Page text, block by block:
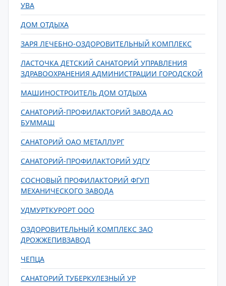
УВА
ДОМ ОТДЫХА
ЗАРЯ ЛЕЧЕБНО-ОЗДОРОВИТЕЛЬНЫЙ КОМПЛЕКС
ЛАСТОЧКА ДЕТСКИЙ САНАТОРИЙ УПРАВЛЕНИЯ
ЗДРАВООХРАНЕНИЯ АДМИНИСТРАЦИИ ГОРОДСКОЙ
МАШИНОСТРОИТЕЛЬ ДОМ ОТДЫХА
САНАТОРИЙ-ПРОФИЛАКТОРИЙ ЗАВОДА АО
БУММАШ
САНАТОРИЙ ОАО МЕТАЛЛУРГ
САНАТОРИЙ-ПРОФИЛАКТОРИЙ УДГУ
СОСНОВЫЙ ПРОФИЛАКТОРИЙ ФГУП
МЕХАНИЧЕСКОГО ЗАВОДА
УДМУРТКУРОРТ ООО
ОЗДОРОВИТЕЛЬНЫЙ КОМПЛЕКС ЗАО
ДРОЖЖЕПИВЗАВОД
ЧЕПЦА
САНАТОРИЙ ТУБЕРКУЛЕЗНЫЙ УР